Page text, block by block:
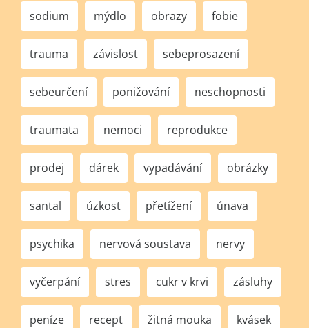
sodium mýdlo obrazy fobie
trauma závislost sebeprosazení
sebeurčení ponižování neschopnosti
traumata nemoci reprodukce
prodej dárek vypadávání obrázky
santal úzkost přetížení únava
psychika nervová soustava nervy
vyčerpání stres cukr v krvi zásluhy
peníze recept žitná mouka kvásek